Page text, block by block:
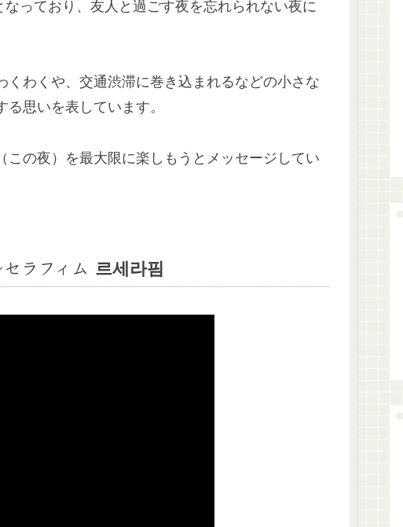
っており、友人と過ごす夜を忘れられない夜に
わくや、交通渋滞に巻き込まれるなどの小さな
思いを表しています。
の夜）を最大限に楽しもうとメッセージしてい
ラフィム 르세라핌